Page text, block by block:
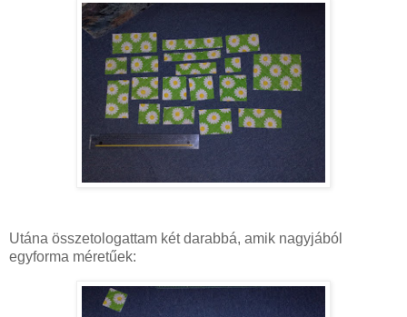
Utána összetologattam két darabbá, amik nagyjából
egyforma méretűek: